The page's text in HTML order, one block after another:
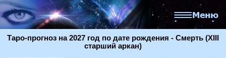
Таро-прогноз на 2027 год по дате рождения - Смерть (XIII
старший аркан)